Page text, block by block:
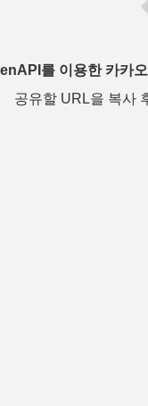
를 이용한 카카
공유할 URL을 복사